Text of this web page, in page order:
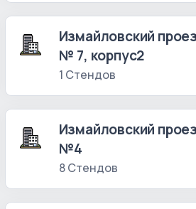
Измайловский
№ 7, корпус2
1 Стендов
Измайловский
№4
8 Стендов